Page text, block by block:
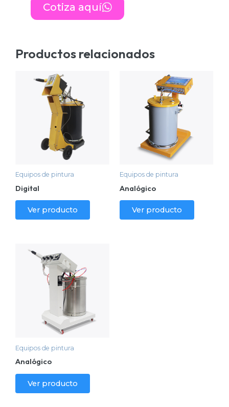
Cotiza aquí
Productos relacionados
Equipos de pintura
Digital
Ver producto
Equipos de pintura
Analógico
Ver producto
Equipos de pintura
Analógico
Ver producto